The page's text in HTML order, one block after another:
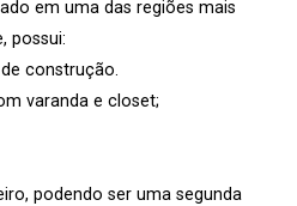
em uma das regiões mais
possui:
construção.
varanda e closet;
podendo ser uma segunda